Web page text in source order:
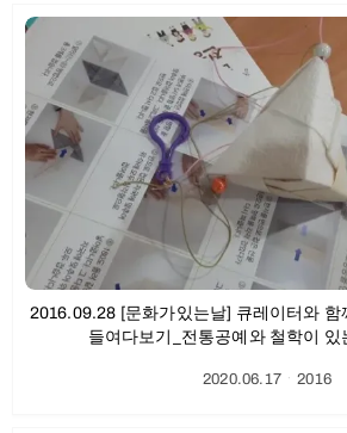
2016.09.28 [문화가있는날] 큐레이터와 함
들여다보기_전통공예와 철학이 있
2020.06.17ㆍ2016